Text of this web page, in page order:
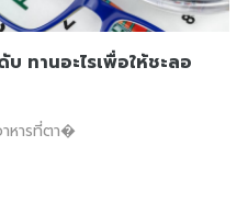
ทานอะไรเพื่อให้ชะลอ
หารที่ตา�